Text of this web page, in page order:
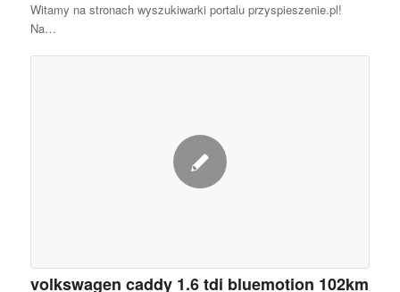
Witamy na stronach wyszukiwarki portalu przyspieszenie.pl!
Na…
volkswagen caddy 1.6 tdi bluemotion 102km